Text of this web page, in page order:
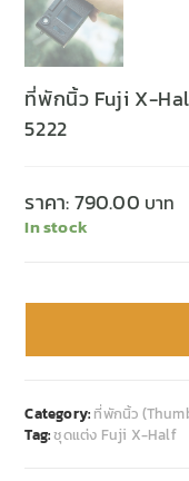
ที่พักนิ้ว Fuji X-
5222
ราคา:790.00
In stock
Category: ที่พักนิ้ว
Tag:ชุดแต่ง Fuji X-Half